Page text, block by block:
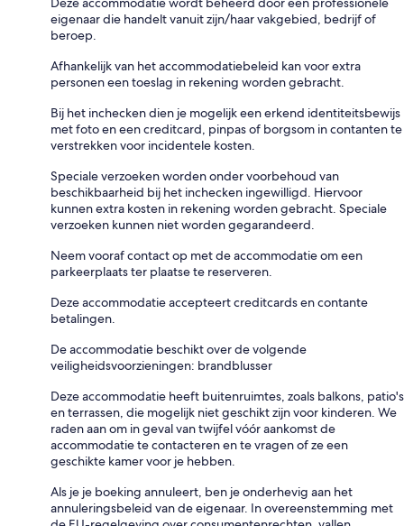
eigenaar die handelt vanuit zijn/haar vakgebied, bedrijf of
beroep.
Afhankelijk van het accommodatiebeleid kan voor extra
personen een toeslag in rekening worden gebracht.
Bij het inchecken dien je mogelijk een erkend identiteitsbewijs
met foto en een creditcard, pinpas of borgsom in contanten te
verstrekken voor incidentele kosten.
Speciale verzoeken worden onder voorbehoud van
beschikbaarheid bij het inchecken ingewilligd. Hiervoor
kunnen extra kosten in rekening worden gebracht. Speciale
verzoeken kunnen niet worden gegarandeerd.
Neem vooraf contact op met de accommodatie om een
parkeerplaats ter plaatse te reserveren.
Deze accommodatie accepteert creditcards en contante
betalingen.
De accommodatie beschikt over de volgende
veiligheidsvoorzieningen: brandblusser
Deze accommodatie heeft buitenruimtes, zoals balkons, patio's
en terrassen, die mogelijk niet geschikt zijn voor kinderen. We
raden aan om in geval van twijfel vóór aankomst de
accommodatie te contacteren en te vragen of ze een
geschikte kamer voor je hebben.
Als je je boeking annuleert, ben je onderhevig aan het
annuleringsbeleid van de eigenaar. In overeenstemming met